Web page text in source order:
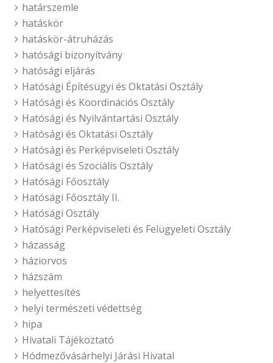
határszemle
hatáskör
hatáskör-átruházás
hatósági bizonyítvány
hatósági eljárás
Hatósági Építésügyi és Oktatási Osztály
Hatósági és Koordinációs Osztály
Hatósági és Nyilvántartási Osztály
Hatósági és Oktatási Osztály
Hatósági és Perképviseleti Osztály
Hatósági és Szociális Osztály
Hatósági Főosztály
Hatósági Főosztály II.
Hatósági Osztály
Hatósági Perképviseleti és Felügyeleti Osztály
házasság
háziorvos
házszám
helyettesítés
helyi természeti védettség
hipa
Hivatali Tájékoztató
Hódmezővásárhelyi Járási Hivatal